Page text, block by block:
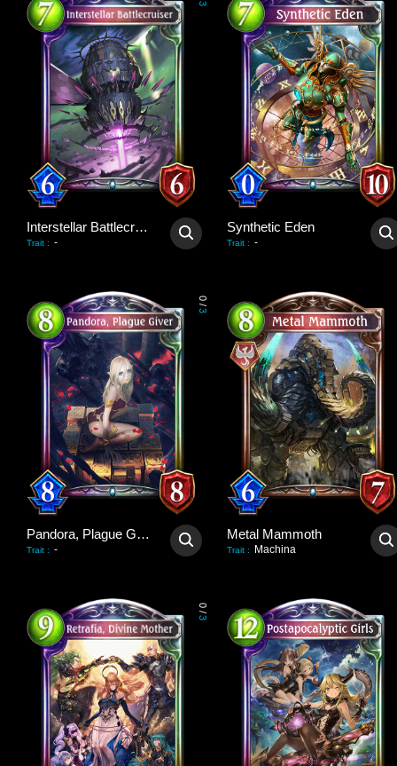
3
Interstellar Battlecruiser
Trait : -
Synthetic Eden
Trait : -
0
/
3
Pandora, Plague Giver
Trait : -
Metal Mammoth
Trait : Machina
0
/
3